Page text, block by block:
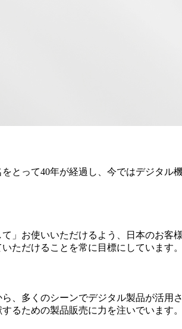
とって40年が経過し、今ではデジタル
お使いいただけるよう、日本のお客
ただけることを常に目標にしています。
、多くのシーンでデジタル製品が活用
るための製品販売に力を注いでいます。